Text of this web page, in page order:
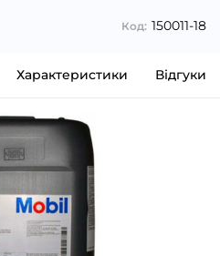
Код: 150011-18
Характеристики Відгуки